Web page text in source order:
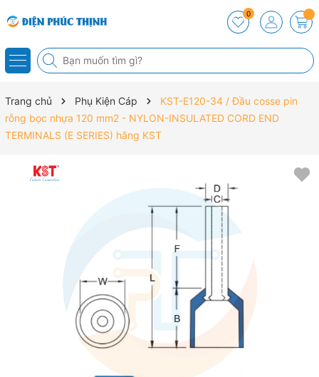
0
Trang chủ Phụ Kiện Cáp
KST-E120-34 / Đầu cosse pin
rỗng bọc nhựa 120 mm2 - NYLON-INSULATED CORD END
TERMINALS (E SERIES) hãng KST